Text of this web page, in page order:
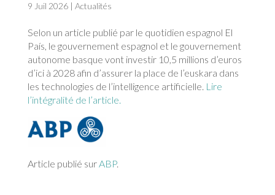
9 Juil 2026| Actualités
Selon un article publié par le quotidien espagnol El
País, le gouvernement espagnol et le gouvernement
autonome basque vont investir 10,5 millions d’euros
d’ici à 2028 afin d’assurer la place de l’euskara dans
les technologies de l’intelligence artificielle. Lire
l’intégralité de l’article.
Article publié surABP.